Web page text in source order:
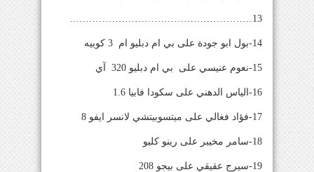
13………………………………………………..
14-بول ابو جودة على بي ام دبليو ام 3 كوبيه
15-نعوم عنيسي على بي ام دبليو 320 آي
16-الياس الدهني على سكودا فابيا 1.6
17-فؤاد فغالي على ميتسوبيتشي لانسر ايفو 8
18-سامر مخيبر على رينو كليو
19-سيرج عقيقي على بيجو 208